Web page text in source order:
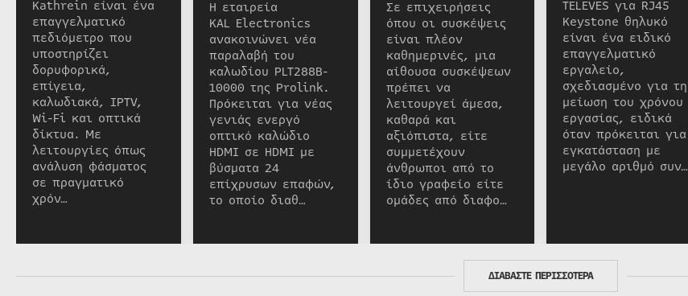
Kathrein είναι ένα
επαγγελματικό
πεδιόμετρο που
υποστηρίζει
δορυφορικά,
επίγεια,
καλωδιακά, IPTV,
Wi-Fi και οπτικά
δίκτυα. Με
λειτουργίες όπως
ανάλυση φάσματος
σε πραγματικό
χρόν…
Η εταιρεία
KAL Electronics
ανακοινώνει νέα
παραλαβή του
καλωδίου PLT288B-
10000 της Prolink.
Πρόκειται για νέας
γενιάς ενεργό
οπτικό καλώδιο
HDMI σε HDMI με
βύσματα 24
επίχρυσων επαφών,
το οποίο διαθ…
Σε επιχειρήσεις
όπου οι συσκέψεις
είναι πλέον
καθημερινές, μια
αίθουσα συσκέψεων
πρέπει να
λειτουργεί άμεσα,
καθαρά και
αξιόπιστα, είτε
συμμετέχουν
άνθρωποι από το
ίδιο γραφείο είτε
ομάδες από διαφο…
TELEVES για RJ45
Keystone θηλυκό
είναι ένα ειδικό
επαγγελματικό
εργαλείο,
σχεδιασμένο για τη
μείωση του χρόνου
εργασίας, ειδικά
όταν πρόκειται για
εγκατάσταση με
μεγάλο αριθμό συν…
ΔΙΑΒΑΣΤΕ ΠΕΡΙΣΣΟΤΕΡΑ